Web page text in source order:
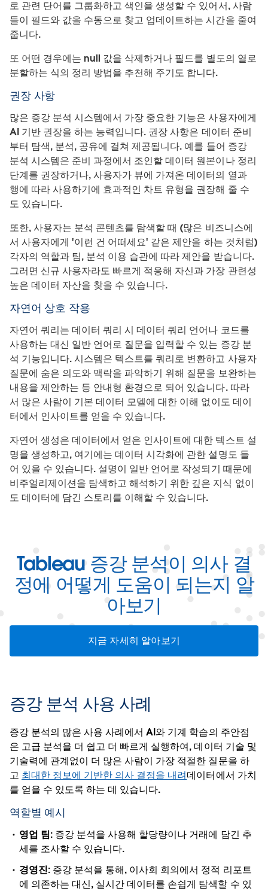
로 관련 단어를 그룹화하고 색인을 생성할 수 있어서, 사람
들이 필드와 값을 수동으로 찾고 업데이트하는 시간을 줄여
줍니다.
또 어떤 경우에는 null 값을 삭제하거나 필드를 별도의 열로
분할하는 식의 정리 방법을 추천해 주기도 합니다.
권장 사항
많은 증강 분석 시스템에서 가장 중요한 기능은 사용자에게
AI 기반 권장을 하는 능력입니다. 권장 사항은 데이터 준비
부터 탐색, 분석, 공유에 걸쳐 제공됩니다. 예를 들어 증강
분석 시스템은 준비 과정에서 조인할 데이터 원본이나 정리
단계를 권장하거나, 사용자가 뷰에 가져온 데이터의 열과
행에 따라 사용하기에 효과적인 차트 유형을 권장해 줄 수
도 있습니다.
또한, 사용자는 분석 콘텐츠를 탐색할 때 (많은 비즈니스에
서 사용자에게 '이런 건 어떠세요' 같은 제안을 하는 것처럼)
각자의 역할과 팀, 분석 이용 습관에 따라 제안을 받습니다.
그러면 신규 사용자라도 빠르게 적응해 자신과 가장 관련성
높은 데이터 자산을 찾을 수 있습니다.
자연어 상호 작용
자연어 쿼리는 데이터 쿼리 시 데이터 쿼리 언어나 코드를
사용하는 대신 일반 언어로 질문을 입력할 수 있는 증강 분
석 기능입니다. 시스템은 텍스트를 쿼리로 변환하고 사용자
질문에 숨은 의도와 맥락을 파악하기 위해 질문을 보완하는
내용을 제안하는 등 안내형 환경으로 되어 있습니다. 따라
서 많은 사람이 기본 데이터 모델에 대한 이해 없이도 데이
터에서 인사이트를 얻을 수 있습니다.
자연어 생성은 데이터에서 얻은 인사이트에 대한 텍스트 설
명을 생성하고, 여기에는 데이터 시각화에 관한 설명도 들
어 있을 수 있습니다. 설명이 일반 언어로 작성되기 때문에
비주얼리제이션을 탐색하고 해석하기 위한 깊은 지식 없이
도 데이터에 담긴 스토리를 이해할 수 있습니다.
Tableau 증강 분석이 의사 결
정에 어떻게 도움이 되는지 알
아보기
지금 자세히 알아보기
증강 분석 사용 사례
증강 분석의 많은 사용 사례에서 AI와 기계 학습의 주안점
은 고급 분석을 더 쉽고 더 빠르게 실행하여, 데이터 기술 및
기술력에 관계없이 더 많은 사람이 가장 적절한 질문을 하
고 최대한 정보에 기반한 의사 결정을 내려데이터에서 가치
를 얻을 수 있도록 하는 데 있습니다.
역할별 예시
영업 팀: 증강 분석을 사용해 할당량이나 거래에 담긴 추
세를 조사할 수 있습니다.
경영진: 증강 분석을 통해, 이사회 회의에서 정적 리포트
에 의존하는 대신, 실시간 데이터를 손쉽게 탐색할 수 있